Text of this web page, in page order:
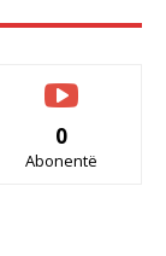
0
Abonentë